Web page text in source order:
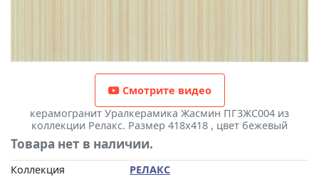
Смотрите видео
керамогранит Уралкерамика Жасмин ПГ3ЖС004 из
коллекции Релакс. Размер 418x418 , цвет бежевый
Товара нет в наличии.
Коллекция
РЕЛАКС